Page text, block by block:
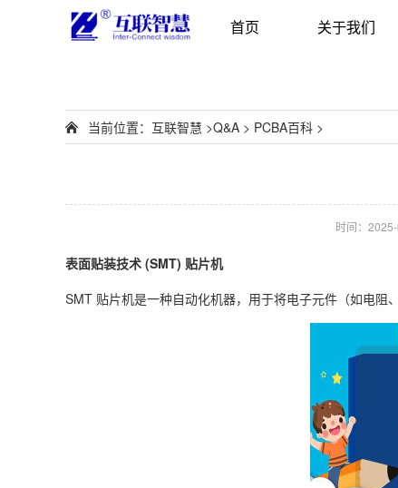
首页 关于我们
当前位置： 互联智慧 >Q&A > PCBA百科 >
时间：
表面贴装技术 (SMT) 贴片机
SMT 贴片机是一种自动化机器，用于将电子元件（如电阻